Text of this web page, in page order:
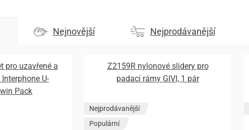
Nejnovější Nejprodávanější
pro uzavřené a
U-
Pack
Z2159R nylonové slidery pro
padací rámy GIVI, 1 pár
Nejprodávanější
Populární